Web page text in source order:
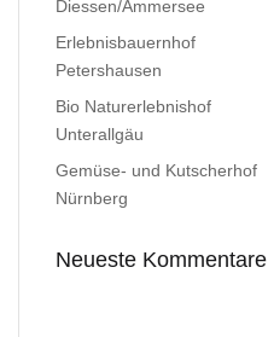
Diessen/Ammersee
Erlebnisbauernhof
Petershausen
Bio Naturerlebnishof
Unterallgäu
Gemüse- und Kutscherhof
Nürnberg
Neueste Kommentare